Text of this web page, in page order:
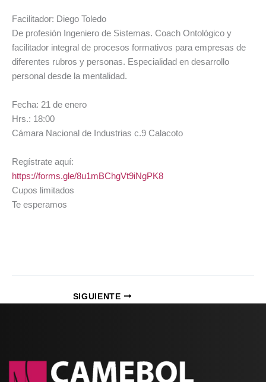
Facilitador: Diego Toledo
De profesión Ingeniero de Sistemas. Coach Ontológico y
facilitador integral de procesos formativos para empresas de
diferentes rubros y personas. Especialidad en desarrollo
personal desde la mentalidad.
Fecha: 21 de enero
Hrs.: 18:00
Cámara Nacional de Industrias c.9 Calacoto
Regístrate aquí:
https://forms.gle/8u1mBChgVt9iNgPK8
Cupos limitados
Te esperamos
SIGUIENTE